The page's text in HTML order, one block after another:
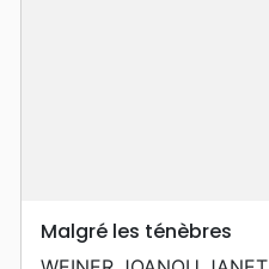
Malgré les ténèbres